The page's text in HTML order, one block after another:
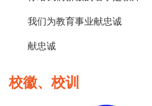
我们为教育事业献忠诚
献忠诚
校徽、校训